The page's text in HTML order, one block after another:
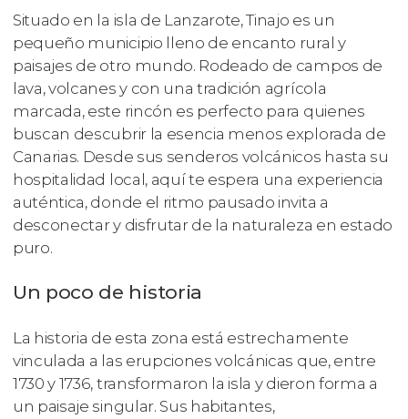
Situado en la isla de Lanzarote, Tinajo es un
pequeño municipio lleno de encanto rural y
paisajes de otro mundo. Rodeado de campos de
lava, volcanes y con una tradición agrícola
marcada, este rincón es perfecto para quienes
buscan descubrir la esencia menos explorada de
Canarias. Desde sus senderos volcánicos hasta su
hospitalidad local, aquí te espera una experiencia
auténtica, donde el ritmo pausado invita a
desconectar y disfrutar de la naturaleza en estado
puro.
Un poco de historia
La historia de esta zona está estrechamente
vinculada a las erupciones volcánicas que, entre
1730 y 1736, transformaron la isla y dieron forma a
un paisaje singular. Sus habitantes,